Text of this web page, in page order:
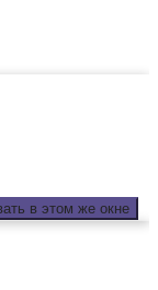
в этом же окне